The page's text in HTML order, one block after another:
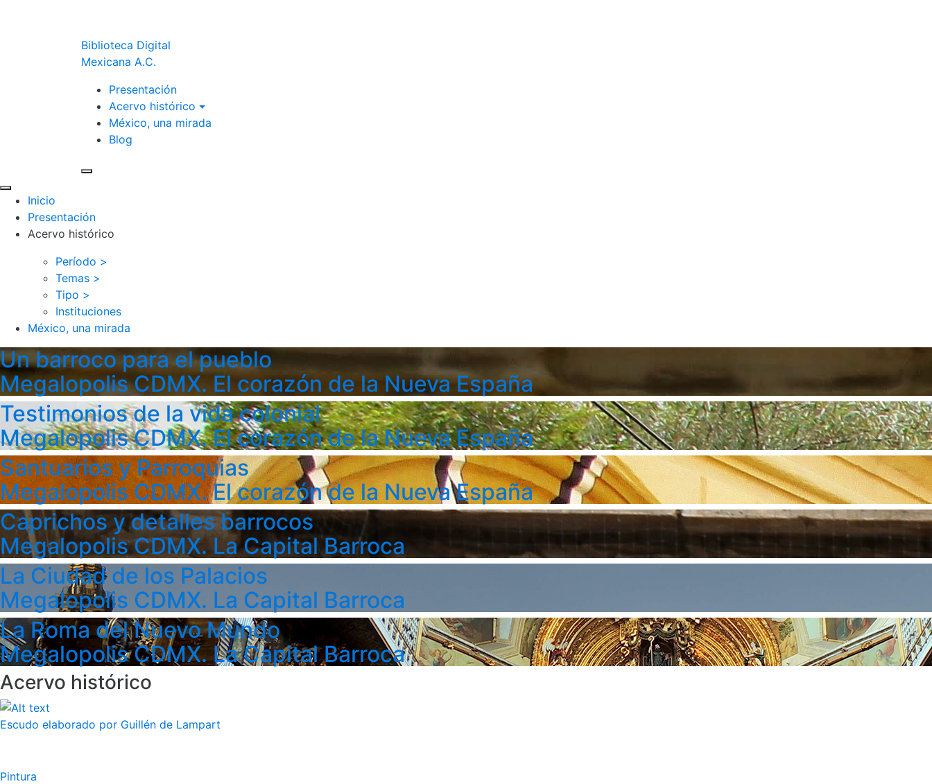
Biblioteca Digital
Mexicana A.C.
Presentación
Acervo histórico
México, una mirada
Blog
Inicio
Presentación
Acervo histórico
Período >
Temas >
Tipo >
Instituciones
México, una mirada
Un barroco para el pueblo
Megalopolis CDMX. El corazón de la Nueva España
Testimonios de la vida colonial
Megalopolis CDMX. El corazón de la Nueva España
Santuarios y Parroquias
Megalopolis CDMX. El corazón de la Nueva España
Caprichos y detalles barrocos
Megalopolis CDMX. La Capital Barroca
La Ciudad de los Palacios
Megalopolis CDMX. La Capital Barroca
La Roma del Nuevo Mundo
Megalopolis CDMX. La Capital Barroca
Acervo histórico
Escudo elaborado por Guillén de Lampart
Pintura